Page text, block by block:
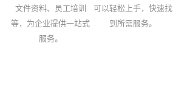
文件资料、员工培训
等，为企业提供一站式
服务。
可以轻松上手，快速找
到所需服务。